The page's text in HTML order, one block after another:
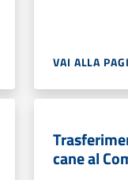
VAI ALLA
cane al